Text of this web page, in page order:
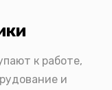
к работе,
и